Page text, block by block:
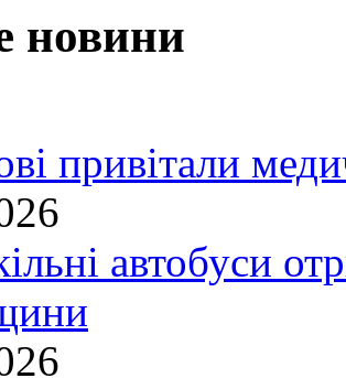
новини
привітали
автобуси